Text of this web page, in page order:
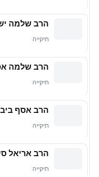
הרב שלמה
תיקייה
הרב שלמה
תיקייה
הרב אסף ביבי
תיקייה
הרב אריאל
תיקייה